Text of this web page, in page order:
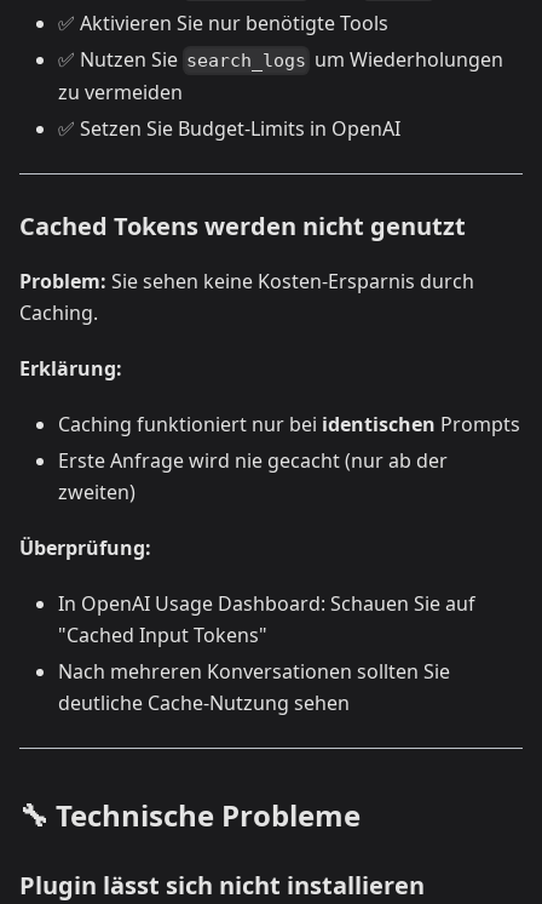
✅ Aktivieren Sie nur benötigte Tools
✅ Nutzen Sie search_logs um Wiederholungen
zu vermeiden
✅ Setzen Sie Budget-Limits in OpenAI
Cached Tokens werden nicht genutzt
Problem: Sie sehen keine Kosten-Ersparnis durch
Caching.
Erklärung:
Caching funktioniert nur bei identischen Prompts
Erste Anfrage wird nie gecacht (nur ab der
zweiten)
Überprüfung:
In OpenAI Usage Dashboard: Schauen Sie auf
"Cached Input Tokens"
Nach mehreren Konversationen sollten Sie
deutliche Cache-Nutzung sehen
🔧 Technische Probleme
Plugin lässt sich nicht installieren